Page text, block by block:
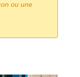
ou une